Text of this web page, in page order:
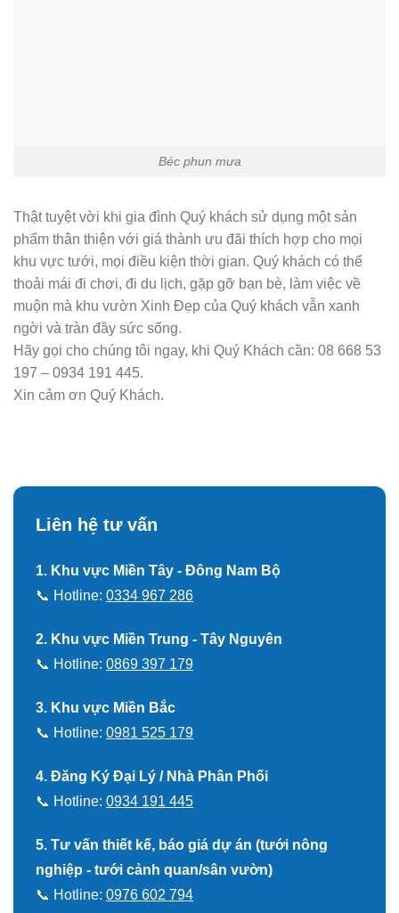
Béc phun mưa
Thật tuyệt vời khi gia đình Quý khách sử dụng một sản
phẩm thân thiện với giá thành ưu đãi thích hợp cho mọi
khu vực tưới, mọi điều kiện thời gian. Quý khách có thể
thoải mái đi chơi, đi du lịch, gặp gỡ bạn bè, làm việc về
muộn mà khu vườn Xinh Đẹp của Quý khách vẫn xanh
ngời và tràn đầy sức sống.
Hãy gọi cho chúng tôi ngay, khi Quý Khách cần: 08 668 53
197 – 0934 191 445.
Xin cảm ơn Quý Khách.
Liên hệ tư vấn
1. Khu vực Miền Tây - Đông Nam Bộ
📞 Hotline: 0334 967 286
2. Khu vực Miền Trung - Tây Nguyên
📞 Hotline: 0869 397 179
3. Khu vực Miền Bắc
📞 Hotline: 0981 525 179
4. Đăng Ký Đại Lý / Nhà Phân Phối
📞 Hotline: 0934 191 445
5. Tư vấn thiết kế, báo giá dự án (tưới nông
nghiệp - tưới cảnh quan/sân vườn)
📞 Hotline: 0976 602 794